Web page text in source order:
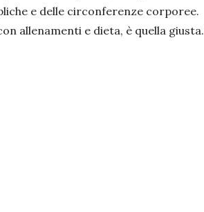
e delle circonferenze corporee.
allenamenti e dieta, è quella